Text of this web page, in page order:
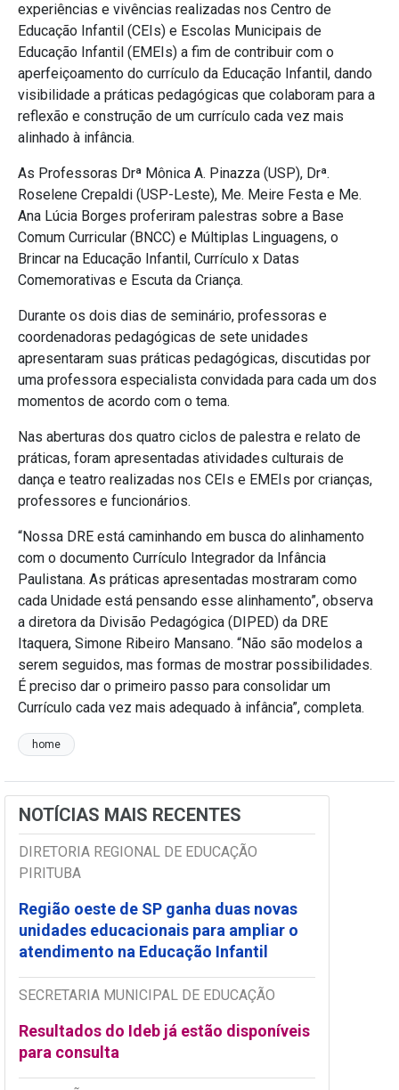
experiências e vivências realizadas nos Centro de
Educação Infantil (CEIs) e Escolas Municipais de
Educação Infantil (EMEIs) a fim de contribuir com o
aperfeiçoamento do currículo da Educação Infantil, dando
visibilidade a práticas pedagógicas que colaboram para a
reflexão e construção de um currículo cada vez mais
alinhado à infância.
As Professoras Drª Mônica A. Pinazza (USP), Drª.
Roselene Crepaldi (USP-Leste), Me. Meire Festa e Me.
Ana Lúcia Borges proferiram palestras sobre a Base
Comum Curricular (BNCC) e Múltiplas Linguagens, o
Brincar na Educação Infantil, Currículo x Datas
Comemorativas e Escuta da Criança.
Durante os dois dias de seminário, professoras e
coordenadoras pedagógicas de sete unidades
apresentaram suas práticas pedagógicas, discutidas por
uma professora especialista convidada para cada um dos
momentos de acordo com o tema.
Nas aberturas dos quatro ciclos de palestra e relato de
práticas, foram apresentadas atividades culturais de
dança e teatro realizadas nos CEIs e EMEIs por crianças,
professores e funcionários.
“Nossa DRE está caminhando em busca do alinhamento
com o documento Currículo Integrador da Infância
Paulistana. As práticas apresentadas mostraram como
cada Unidade está pensando esse alinhamento”, observa
a diretora da Divisão Pedagógica (DIPED) da DRE
Itaquera, Simone Ribeiro Mansano. “Não são modelos a
serem seguidos, mas formas de mostrar possibilidades.
É preciso dar o primeiro passo para consolidar um
Currículo cada vez mais adequado à infância”, completa.
home
NOTÍCIAS MAIS RECENTES
DIRETORIA REGIONAL DE EDUCAÇÃO
PIRITUBA
Região oeste de SP ganha duas novas
unidades educacionais para ampliar o
atendimento na Educação Infantil
SECRETARIA MUNICIPAL DE EDUCAÇÃO
Resultados do Ideb já estão disponíveis
para consulta